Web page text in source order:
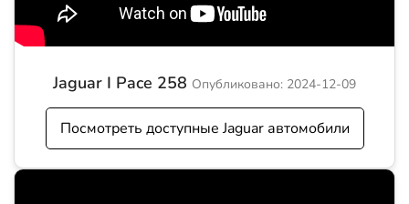
Jaguar I Pace 258 Опубликовано: 2024-12-09
Посмотреть доступные Jaguar автомобили